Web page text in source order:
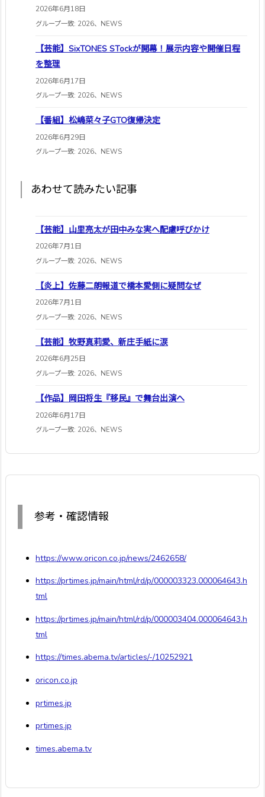
2026年6月18日
グループ一致: 2026、NEWS
【芸能】SixTONES STockが開幕！展示内容や開催日程
を整理
2026年6月17日
グループ一致: 2026、NEWS
【番組】松嶋菜々子GTO復帰決定
2026年6月29日
グループ一致: 2026、NEWS
あわせて読みたい記事
【芸能】山里亮太が田中みな実へ配慮呼びかけ
2026年7月1日
グループ一致: 2026、NEWS
【炎上】佐藤二朗報道で橋本愛側に疑問なぜ
2026年7月1日
グループ一致: 2026、NEWS
【芸能】牧野真莉愛、新庄手紙に涙
2026年6月25日
グループ一致: 2026、NEWS
【作品】岡田将生『移民』で舞台出演へ
2026年6月17日
グループ一致: 2026、NEWS
参考・確認情報
https://www.oricon.co.jp/news/2462658/
https://prtimes.jp/main/html/rd/p/000003323.000064643.h
tml
https://prtimes.jp/main/html/rd/p/000003404.000064643.h
tml
https://times.abema.tv/articles/-/10252921
oricon.co.jp
prtimes.jp
prtimes.jp
times.abema.tv